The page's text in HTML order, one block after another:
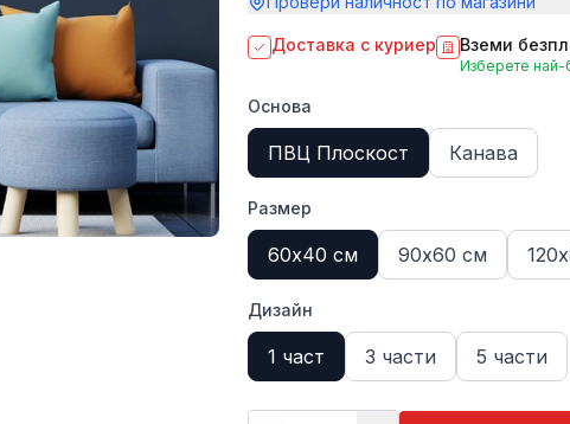
Доставка с куриер Вземи
Изберете най-
Основа
ПВЦ Плоскост Канава
Размер
60х40 см 90х60 см
Дизайн
1 част 3 части 5 части